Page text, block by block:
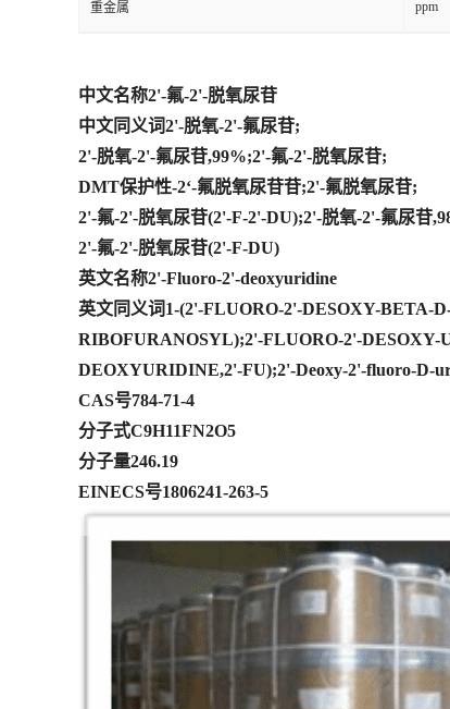
重金属 ppm
中文名称2'-氟-2'-脱氧尿苷
中文同义词2'-脱氧-2'-氟尿苷;
2'-脱氧-2'-氟尿苷,99%;2'-氟-2'-脱氧尿苷;
DMT保护性-2‘-氟脱氧尿苷苷;2'-氟脱氧尿苷;
2'-氟-2'-脱氧尿苷(2'-F-2'-DU);2'-脱氧-2'-氟尿苷
2'-氟-2'-脱氧尿苷(2'-F-DU)
英文名称2'-Fluoro-2'-deoxyuridine
英文同义词1-(2'-FLUORO-2'-DESOXY-
RIBOFURANOSYL);2'-FLUORO-2'-
DEOXYURIDINE,2'-FU);2'-Deoxy-2'-fluoro-D-
CAS号784-71-4
分子式C9H11FN2O5
分子量246.19
EINECS号1806241-263-5